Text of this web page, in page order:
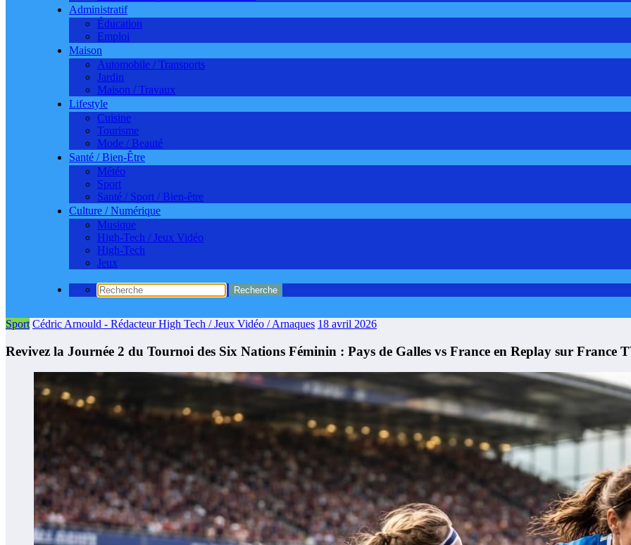
Administratif
Éducation
Emploi
Maison
Automobile / Transports
Jardin
Maison / Travaux
Lifestyle
Cuisine
Tourisme
Mode / Beauté
Santé / Bien-Être
Météo
Sport
Santé / Sport / Bien-être
Culture / Numérique
Musique
High-Tech / Jeux Vidéo
High-Tech
Jeux
Sport Cédric Arnould - Rédacteur High Tech / Jeux Vidéo / Arnaques 18 avril 2026
Revivez la Journée 2 du Tournoi des Six Nations Féminin : Pays de Galles vs France en Replay sur France